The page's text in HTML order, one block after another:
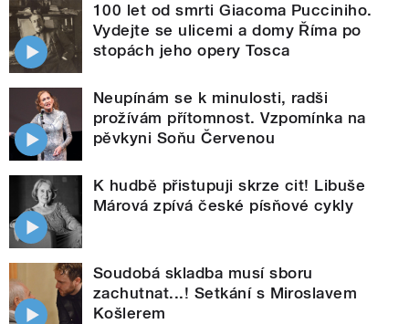
100 let od smrti Giacoma Pucciniho.
Vydejte se ulicemi a domy Říma po
stopách jeho opery Tosca
Neupínám se k minulosti, radši
prožívám přítomnost. Vzpomínka na
pěvkyni Soňu Červenou
K hudbě přistupuji skrze cit! Libuše
Márová zpívá české písňové cykly
Soudobá skladba musí sboru
zachutnat...! Setkání s Miroslavem
Košlerem